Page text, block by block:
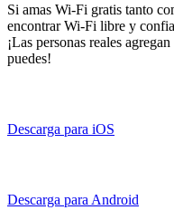
Si amas Wi-Fi gratis tanto
encontrar Wi-Fi libre y
¡Las personas reales
puedes!
Descarga para iOS
Descarga para Android